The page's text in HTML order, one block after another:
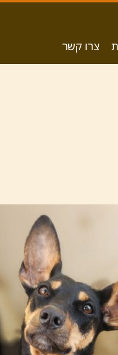
צרו קשר